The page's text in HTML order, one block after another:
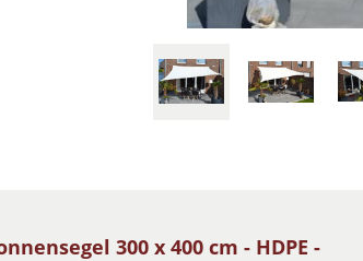
300 x 400 cm - HDPE -